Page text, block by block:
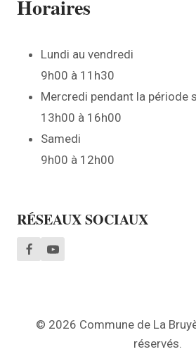
Horaires
Lundi au vendredi
9h00 à 11h30
Mercredi pendant la période
13h00 à 16h00
Samedi
9h00 à 12h00
RÉSEAUX SOCIAUX
© 2026 Commune de La
réservés.